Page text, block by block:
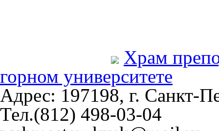
Храм
горном университете
Адрес: 197198, г. Санкт-
Тел.(812) 498-03-04